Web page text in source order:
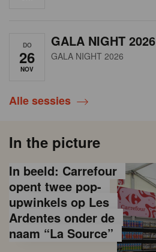
DO
26
NOV
GALA NIGHT 2026
GALA NIGHT 2026
Alle sessies
In the picture
In beeld: Carrefour
opent twee pop-
upwinkels op Les
Ardentes onder de
naam “La Source”